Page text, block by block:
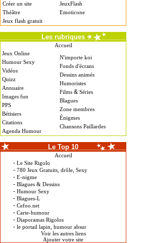
Créer un site
Théâtre
Jeux flash gratuit
JeuxFlash
Emoticone
Les rubriques
Accueil
Jeux Online
Humour Sexy
Vidéos
Quizz
Annuaire
Images fun
PPS
Bétisiers
Citations
Agenda Humour
N'importe koi
Fonds d'écrans
Dessins animés
Humoristes
Films & Séries
Blagues
Zone membres
Énigmes
Chansons Paillardes
Le Top 10
Accueil
- Le Site Rigolo
- 780 Jeux Gratuits, drôle, Sexy
- E-nigme
- Blagues & Dessins
- Humour Sexy
- Blagues-L
- Cefoo.net
- Carte-humour
- Diaporamas Rigolos
- le portail lapin, humour absur
Voir les autres liens
Ajouter votre site